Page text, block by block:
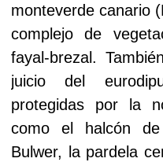
monteverde canario
complejo de
fayal-brezal.
juicio del
protegidas por la
como el halcón
Bulwer, la pardela